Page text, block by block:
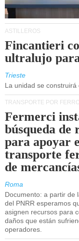
ASTILLEROS
Fincantieri
ultralujo para
Trieste
La unidad se
TRANSPORTE POR
Fermerci
búsqueda de
para apoyar
transporte
de
Roma
Documento: a partir de
del PNRR esperamos
asignen recursos para
daños que están
operadores.